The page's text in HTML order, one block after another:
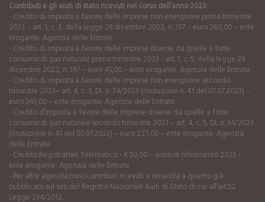
Contributi e gli aiuti di stato ricevuti nel corso dell’anno 2023:
- Credito di imposta a favore delle imprese non energivore primo trimestre
2023 – art. 1, c. 3, della legge 29 dicembre 2022, n. 197 – euro 260,00 – ente
erogante: Agenzia delle Entrate
- Credito di imposta a favore delle imprese diverse da quelle a forte
consumo di gas naturale primo trimestre 2023 - art. 1, c. 5, della legge 29
dicembre 2022, n. 197 – euro 45,00 – ente erogante: Agenzia delle Entrate
- Credito di imposta a favore delle imprese non energivore secondo
trimestre 2023– art. 4, c. 3, DL n. 34/2023 (risoluzione n. 41 del 07.07.2023) –
euro 343,00 – ente erogante: Agenzia delle Entrate
- Credito d’imposta a favore delle imprese diverse da quelle a forte
consumo di gas naturale secondo trimestre 2023 – art. 4, c. 5, DL n. 34/2023
(risoluzione n. 41 del 07.07.2023) – euro 227,00 – ente erogante: Agenzia
delle Entrate
- Credito Registratore Telematico - € 50,00 – anno di riferimento 2023 –
ente erogante: Agenzia delle Entrate
- Per altre agevolazioni/contributi ricevuti si rimanda a quanto già
pubblicato sul sito del Registro Nazionale Aiuti di Stato di cui all’art.52
Legge 234/2012.